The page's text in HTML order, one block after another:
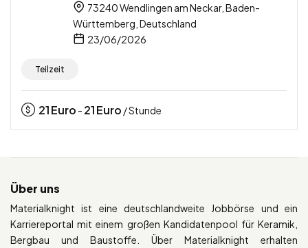
73240 Wendlingen am Neckar, Baden-
Württemberg, Deutschland
23/06/2026
Teilzeit
21Euro - 21Euro / Stunde
Über uns
Materialknight ist eine deutschlandweite Jobbörse und ein
Karriereportal mit einem großen Kandidatenpool für Keramik,
Bergbau und Baustoffe. Über Materialknight erhalten